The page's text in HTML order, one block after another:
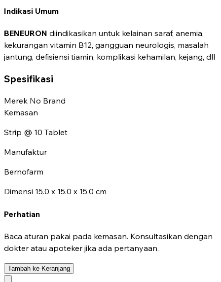
Indikasi Umum
BENEURON diindikasikan untuk kelainan saraf, anemia,
kekurangan vitamin B12, gangguan neurologis, masalah
jantung, defisiensi tiamin, komplikasi kehamilan, kejang, dll
Spesifikasi
Merek No Brand
Kemasan
Strip @ 10 Tablet
Manufaktur
Bernofarm
Dimensi 15.0 x 15.0 x 15.0 cm
Perhatian
Baca aturan pakai pada kemasan. Konsultasikan dengan
dokter atau apoteker jika ada pertanyaan.
Tambah ke Keranjang